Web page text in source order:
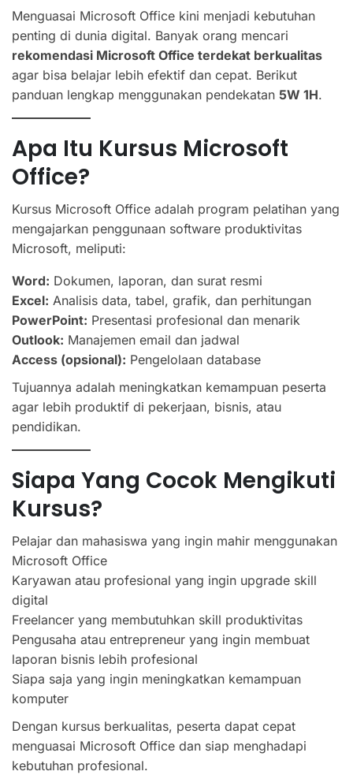
Menguasai Microsoft Office kini menjadi kebutuhan
penting di dunia digital. Banyak orang mencari
rekomendasi Microsoft Office terdekat berkualitas
agar bisa belajar lebih efektif dan cepat. Berikut
panduan lengkap menggunakan pendekatan 5W 1H.
Apa Itu Kursus Microsoft
Office?
Kursus Microsoft Office adalah program pelatihan yang
mengajarkan penggunaan software produktivitas
Microsoft, meliputi:
Word: Dokumen, laporan, dan surat resmi
Excel: Analisis data, tabel, grafik, dan perhitungan
PowerPoint: Presentasi profesional dan menarik
Outlook: Manajemen email dan jadwal
Access (opsional): Pengelolaan database
Tujuannya adalah meningkatkan kemampuan peserta
agar lebih produktif di pekerjaan, bisnis, atau
pendidikan.
Siapa Yang Cocok Mengikuti
Kursus?
Pelajar dan mahasiswa yang ingin mahir menggunakan
Microsoft Office
Karyawan atau profesional yang ingin upgrade skill
digital
Freelancer yang membutuhkan skill produktivitas
Pengusaha atau entrepreneur yang ingin membuat
laporan bisnis lebih profesional
Siapa saja yang ingin meningkatkan kemampuan
komputer
Dengan kursus berkualitas, peserta dapat cepat
menguasai Microsoft Office dan siap menghadapi
kebutuhan profesional.